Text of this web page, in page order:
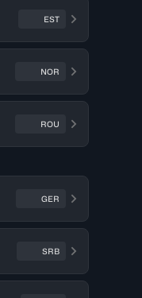
EST
NOR
ROU
GER
SRB